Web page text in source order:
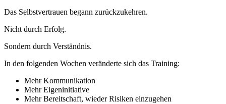
Das Selbstvertrauen begann zurückzukehren.
Nicht durch Erfolg.
Sondern durch Verständnis.
In den folgenden Wochen veränderte sich das Training:
Mehr Kommunikation
Mehr Eigeninitiative
Mehr Bereitschaft, wieder Risiken einzugehen